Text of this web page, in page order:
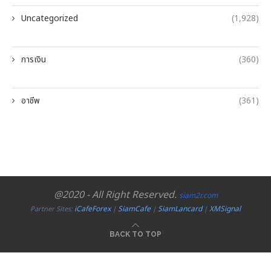
Uncategorized (1,928)
การเงิน (360)
อาชีพ (361)
@2020 - All Right Reserved. siam2r.com
Partner Sites:iCafeForex|SiamCafe|SiamLancard|XMSignal
BACK TO TOP